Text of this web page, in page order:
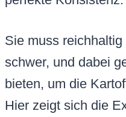
Sie muss
schwer, und dabei
bieten, um die
Hier zeigt sich die